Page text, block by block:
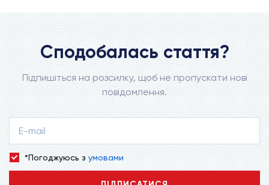
Сподобалась стаття?
Підпишіться на розсилку, щоб не пропускати нові
повідомлення.
*Погоджуюсь з умовами